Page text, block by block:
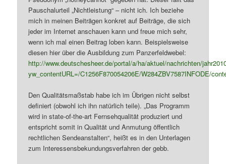
Pauschalurteil „Nichtleistung“ – nicht ich. Ich beziehe
mich in meinen Beiträgen konkret auf Beiträge, die sich
jeder im Internet anschauen kann und freue mich sehr,
wenn ich mal einen Beitrag loben kann. Beispielsweise
diesen hier über die Ausbildung zum Panzerfeldwebel:
http://www.deutschesheer.de/portal/a/ha/aktuel/nachrichten/
yw_contentURL=/C1256F870054206E/W284ZBV7587INFODE/
Den Qualitätsmaßstab habe ich im Übrigen nicht selbst
definiert (obwohl ich ihn natürlich teile). „Das Programm
wird in state-of-the-art Fernsehqualität produziert und
entspricht somit in Qualität und Anmutung öffentlich
rechtlichen Sendeanstalten“, heißt es in den Unterlagen
zum Interessensbekundungsverfahren der gebb.